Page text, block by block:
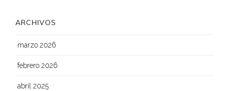
ARCHIVOS
marzo 2026
febrero 2026
abril 2025